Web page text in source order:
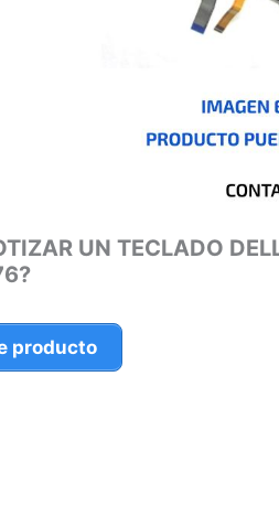
UN TECLADO
producto